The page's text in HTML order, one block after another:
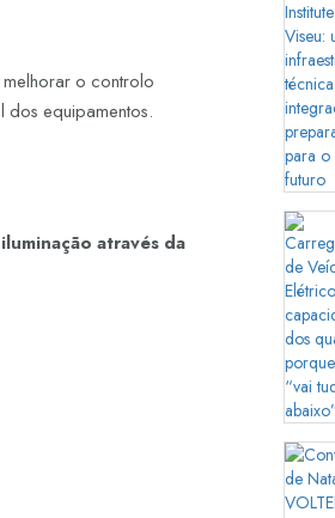
o controlo
dos equipamentos.
através da